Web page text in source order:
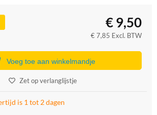
€9,50
€7,85 Excl. BTW
Voeg toe aan winkelmandje
Zet op verlanglijstje
is 1 tot 2 dagen